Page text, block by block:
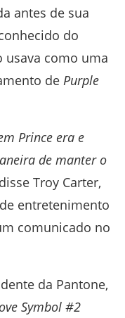
antes de sua
do
usava como uma
de Purple
Prince era e
de manter o
Troy Carter,
entretenimento
comunicado no
da Pantone,
Symbol #2